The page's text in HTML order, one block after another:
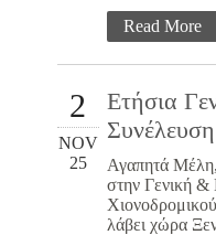
Read More
2
NOV
25
Ετήσια
Αγαπητά Μέλη,
στην Γενική &
λάβει χώρα